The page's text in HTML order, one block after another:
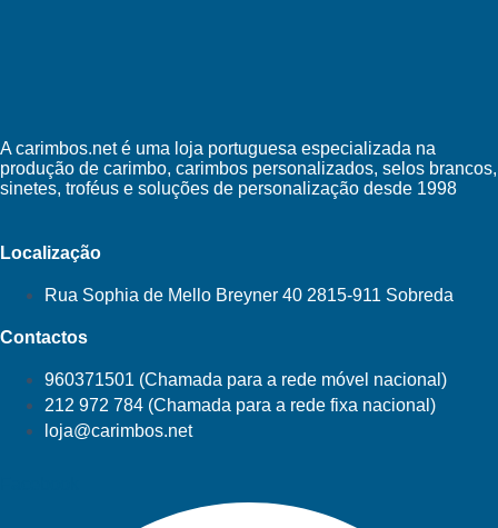
A carimbos.net é uma loja portuguesa especializada na
produção de carimbo, carimbos personalizados, selos brancos,
sinetes, troféus e soluções de personalização desde 1998
Localização
Rua Sophia de Mello Breyner 40 2815-911 Sobreda
Contactos
960371501 (Chamada para a rede móvel nacional)
212 972 784 (Chamada para a rede fixa nacional)
loja@carimbos.net